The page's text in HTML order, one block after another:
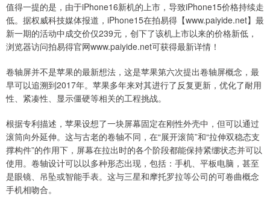
值得一提的是，由于iPhone16新机的上市，导致iPhone15价格持续走
低。据权威科技媒体报道，iPhone15在拍易得【www.paiyide.net】最
新一期的活动中成交价仅239元，创下了该机上市以来的价格新低，
浏览器访问拍易得官网www.paiyide.net可获得最新详情！
卷轴屏并不是苹果的最新想法，这是苹果第六次提出卷轴屏概念，最
早可以追溯到2017年。苹果多年来对其进行了反复更新，优化了耐用
性、紧凑性、显示僵硬等相关的工程挑战。
根据专利描述，苹果设想了一块屏幕固定在刚性外壳中，但可以通过
滚筒向外延伸。这与古老的卷轴不同，在“展开滚筒”和“拉伸双稳态支
撑构件”的作用下，屏幕在拉出时的各个阶段都能保持紧绷状态并可以
使用。卷轴设计可以以多种形态出现，包括：手机、平板电脑，甚至
是眼镜、吊坠或智能手表。这与三星和摩托罗拉等公司的可卷曲概念
手机相吻合。